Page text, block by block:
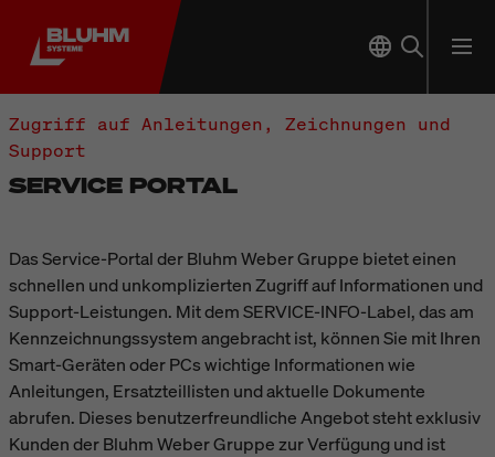
Zugriff auf Anleitungen, Zeichnungen und
Support
SERVICE PORTAL
Das Service-Portal der Bluhm Weber Gruppe bietet einen
schnellen und unkomplizierten Zugriff auf Informationen und
Support-Leistungen. Mit dem SERVICE-INFO-Label, das am
Kennzeichnungssystem angebracht ist, können Sie mit Ihren
Smart-Geräten oder PCs wichtige Informationen wie
Anleitungen, Ersatzteillisten und aktuelle Dokumente
abrufen. Dieses benutzerfreundliche Angebot steht exklusiv
Kunden der Bluhm Weber Gruppe zur Verfügung und ist